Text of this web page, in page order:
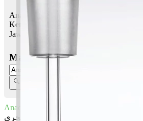
Anaqi Fahri bermaksud Keindahanku
Kemegahanku, kebanggaan
Jawi: أناقي فخري
Masukkan Nama:
Anaqi Fahri
أناقي فخري